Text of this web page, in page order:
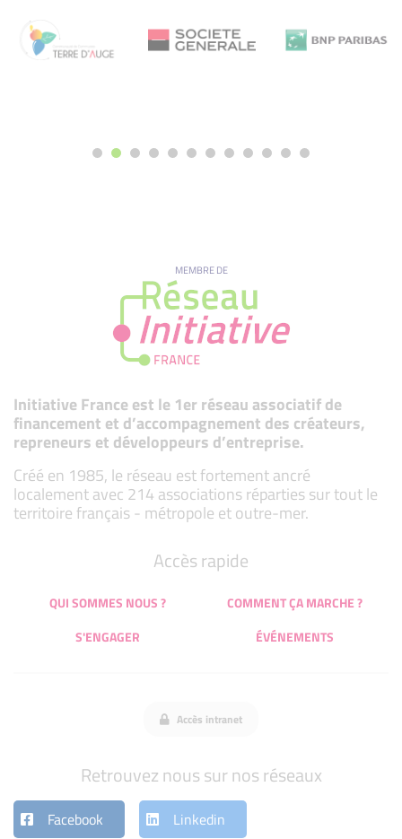
MEMBRE DE
Initiative France est le 1er réseau associatif de
financement et d’accompagnement des créateurs,
repreneurs et développeurs d’entreprise.
Créé en 1985, le réseau est fortement ancré
localement avec 214 associations réparties sur tout le
territoire français - métropole et outre-mer.
Accès rapide
QUI SOMMES NOUS ?
COMMENT ÇA MARCHE ?
S'ENGAGER
ÉVÉNEMENTS
Accès intranet
Retrouvez nous sur nos réseaux
Facebook Linkedin